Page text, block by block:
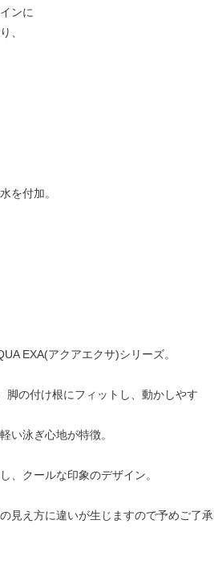
ンに
、
を付加。
EXA(アクアエクサ)シリーズ。
脚の付け根にフィットし、動かしやす
い泳ぎ心地が特徴。
、クールな印象のデザイン。
見え方に違いが生じますので予めご了承